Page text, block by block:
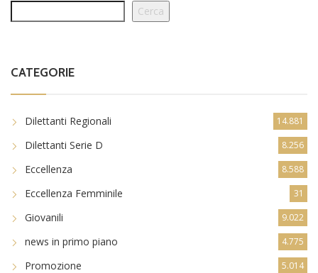
Cerca
CATEGORIE
Dilettanti Regionali 14.881
Dilettanti Serie D 8.256
Eccellenza 8.588
Eccellenza Femminile 31
Giovanili 9.022
news in primo piano 4.775
Promozione 5.014